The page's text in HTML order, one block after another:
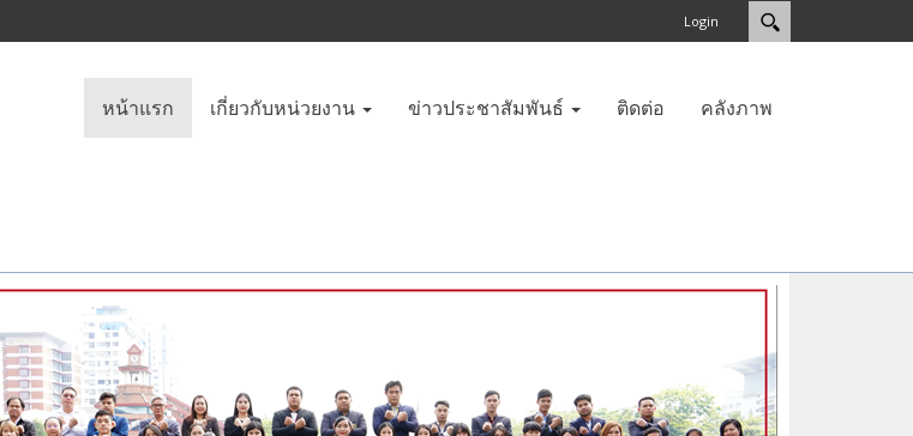
Login
หน้าแรก เกี่ยวกับหน่วยงาน ข่าวประชาสัมพันธ์ ติดต่อ คลังภาพ